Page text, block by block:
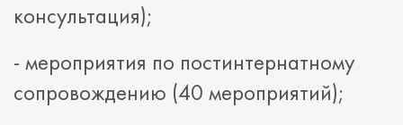
консультация);
- мероприятия по постинтернатному
сопровождению (40 мероприятий);